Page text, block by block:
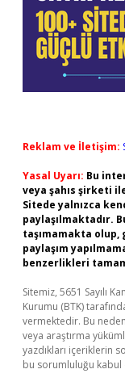
Reklam ve İletişim:
Yasal Uyarı: Bu
veya şahıs şirketi
Sitede yalnızca
paylaşılmaktadır.
taşımamakta olup,
paylaşım
benzerlikleri
Sitemiz, 5651 Sayılı
Kurumu (BTK)
vermektedir. Bu
veya araştırma
yazdıkları içeriklerin
bu sorumluluğu kabul